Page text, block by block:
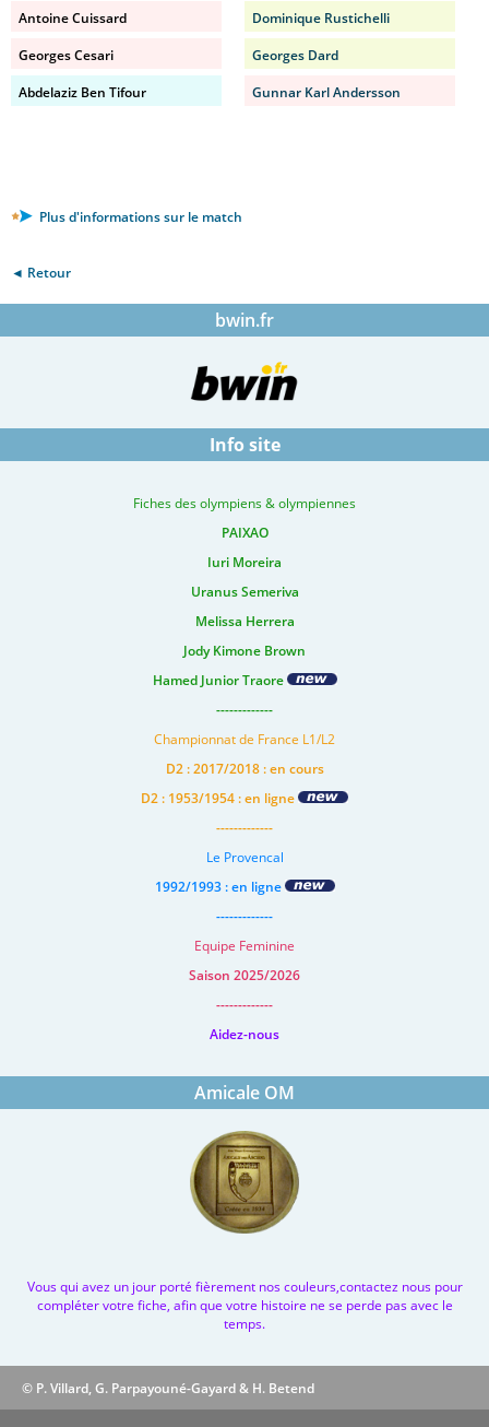
Antoine Cuissard
Georges Cesari
Abdelaziz Ben Tifour
Dominique Rustichelli
Georges Dard
Gunnar Karl Andersson
Plus d'informations sur le match
◄ Retour
bwin.fr
Info site
Fiches des olympiens & olympiennes
PAIXAO
Iuri Moreira
Uranus Semeriva
Melissa Herrera
Jody Kimone Brown
Hamed Junior Traore
-------------
Championnat de France L1/L2
D2 : 2017/2018 : en cours
D2 : 1953/1954 : en ligne
-------------
Le Provencal
1992/1993 : en ligne
-------------
Equipe Feminine
Saison 2025/2026
-------------
Aidez-nous
Amicale OM
Vous qui avez un jour porté fièrement nos couleurs,contactez nous pour
compléter votre fiche, afin que votre histoire ne se perde pas avec le
temps.
© P. Villard, G. Parpayouné-Gayard & H. Betend